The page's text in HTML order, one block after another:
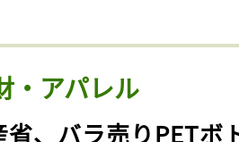
・アパレル
省、バラ売りPETボ